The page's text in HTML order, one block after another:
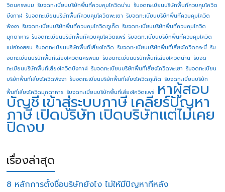
วิดนครพนม รับจดทะเบียนบริษัทพื้นที่ควบคุมโควิดน่าน รับจดทะเบียนบริษัทพื้นที่ควบคุมโควิด
บึงกาฬ รับจดทะเบียนบริษัทพื้นที่ควบคุมโควิดพะเยา รับจดทะเบียนบริษัทพื้นที่ควบคุมโควิด
พังงา รับจดทะเบียนบริษัทพื้นที่ควบคุมโควิดภูเก็ต รับจดทะเบียนบริษัทพื้นที่ควบคุมโควิด
มุกดาหาร รับจดทะเบียนบริษัทพื้นที่ควบคุมโควิดแพร่ รับจดทะเบียนบริษัทพื้นที่ควบคุมโควิด
แม่ฮ่องสอน รับจดทะเบียนบริษัทพื้นที่เสี่ยงโควิด รับจดทะเบียนบริษัทพื้นที่เสี่ยงโควิดกระบี่ รับ
จดทะเบียนบริษัทพื้นที่เสี่ยงโควิดนครพนม รับจดทะเบียนบริษัทพื้นที่เสี่ยงโควิดน่าน รับจด
ทะเบียนบริษัทพื้นที่เสี่ยงโควิดบึงกาฬ รับจดทะเบียนบริษัทพื้นที่เสี่ยงโควิดพะเยา รับจดทะเบียน
บริษัทพื้นที่เสี่ยงโควิดพังงา รับจดทะเบียนบริษัทพื้นที่เสี่ยงโควิดภูเก็ต รับจดทะเบียนบริษัท
พื้นที่เสี่ยงโควิดมุกดาหาร รับจดทะเบียนบริษัทพื้นที่เสี่ยงโควิดแพร่ หาผู้สอบ
บัญชี เข้าสู่ระบบภาษี เคลียร์ปัญหา
ภาษีเปิดบริษัทเปิดบริษัทแต่ไม่เคย
ปิดงบ
เรื่องล่าสุด
8 หลักการตั้งชื่อบริษัทยังไง ไม่ให้มีปัญหาทีหลัง